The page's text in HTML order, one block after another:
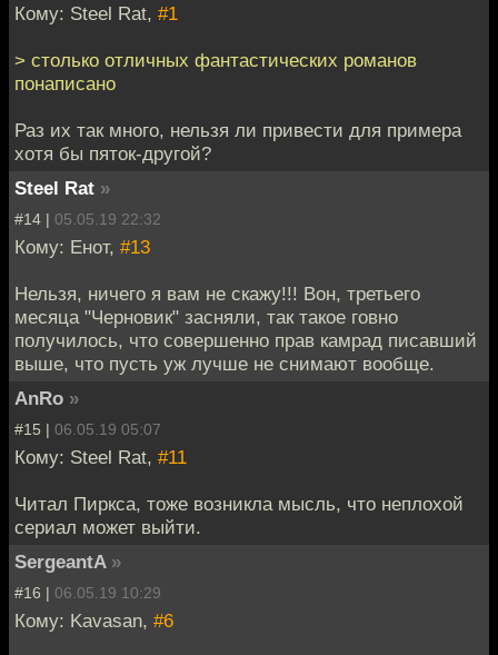
Кому: Steel Rat, #1
> столько отличных фантастических романов
понаписано
Раз их так много, нельзя ли привести для примера
хотя бы пяток-другой?
Steel Rat »
#14 | 05.05.19 22:32
Кому: Енот, #13
Нельзя, ничего я вам не скажу!!! Вон, третьего
месяца "Черновик" засняли, так такое говно
получилось, что совершенно прав камрад писавший
выше, что пусть уж лучше не снимают вообще.
AnRo »
#15 | 06.05.19 05:07
Кому: Steel Rat, #11
Читал Пиркса, тоже возникла мысль, что неплохой
сериал может выйти.
SergeantA »
#16 | 06.05.19 10:29
Кому: Kavasan, #6